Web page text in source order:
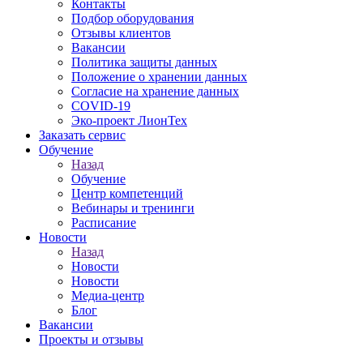
Контакты
Подбор оборудования
Отзывы клиентов
Вакансии
Политика защиты данных
Положение о хранении данных
Согласие на хранение данных
COVID-19
Эко-проект ЛионТех
Заказать сервис
Обучение
Назад
Обучение
Центр компетенций
Вебинары и тренинги
Расписание
Новости
Назад
Новости
Новости
Медиа-центр
Блог
Вакансии
Проекты и отзывы